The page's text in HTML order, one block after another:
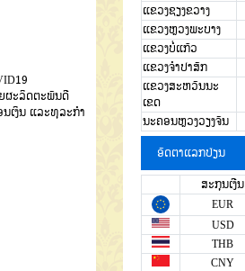
ຜະລິດຕະພັນດີ
ເງິນ ແລະທຸລະກຳ
ແຂວງຊຽງຂວາງ
ແຂວງຫຼວງພະບາງ
ແຂວງບໍ່ແກ້ວ
ແຂວງຈໍາປາສັກ
ແຂວງສະຫວັນນະ
ເຂດ
ນະຄອນຫຼວງວຽງຈັນ
ອັດຕາແລກປ່ຽນ
ສະກຸນເງີນ
EUR
USD
THB
CNY